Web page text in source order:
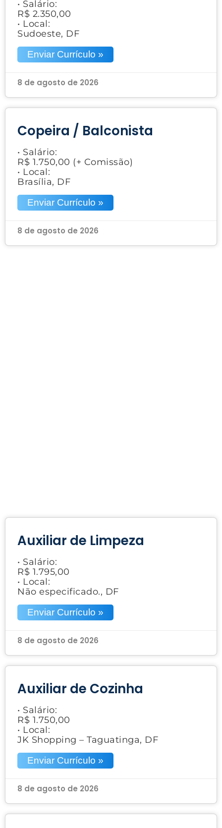
• Salário:
R$ 2.350,00
• Local:
Sudoeste, DF
Enviar Currículo »
8 de agosto de 2026
Copeira / Balconista
• Salário:
R$ 1.750,00 (+ Comissão)
• Local:
Brasília, DF
Enviar Currículo »
8 de agosto de 2026
Auxiliar de Limpeza
• Salário:
R$ 1.795,00
• Local:
Não especificado., DF
Enviar Currículo »
8 de agosto de 2026
Auxiliar de Cozinha
• Salário:
R$ 1.750,00
• Local:
JK Shopping – Taguatinga, DF
Enviar Currículo »
8 de agosto de 2026